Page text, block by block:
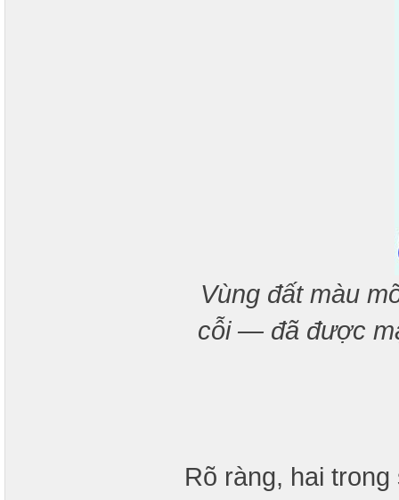
Vùng đất màu
cỗi — đã được
Rõ ràng, hai